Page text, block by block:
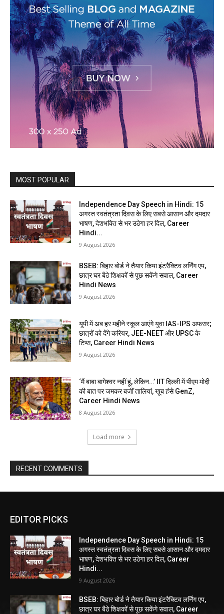
MOST POPULAR
Independence Day Speech in Hindi: 15
अगस्त स्वतंत्रता दिवस के लिए सबसे आसान और दमदार
भाषण, देशभक्ति से भर उठेगा हर दिल, Career
Hindi...
9 August 2026
BSEB: बिहार बोर्ड ने तैयार किया इंटरैक्टिव लर्निंग एप,
छात्र घर बैठे शिक्षकों से पूछ सकेंगे सवाल, Career
Hindi News
9 August 2026
यूपी में अब हर महीने स्कूल आएंगे युवा IAS-IPS अफसर;
छात्रों को देंगे करियर, JEE-NEET और UPSC के
टिप्स, Career Hindi News
9 August 2026
‘मैं बाबा बागेश्वर नहीं हूं, लेकिन…’ IIT दिल्ली में पीएम मोदी
की बात पर जमकर बजीं तालियां, खूब हंसे GenZ,
Career Hindi News
8 August 2026
Load more
RECENT COMMENTS
EDITOR PICKS
Independence Day Speech in Hindi: 15
अगस्त स्वतंत्रता दिवस के लिए सबसे आसान और दमदार
भाषण, देशभक्ति से भर उठेगा हर दिल, Career
Hindi...
9 August 2026
BSEB: बिहार बोर्ड ने तैयार किया इंटरैक्टिव लर्निंग एप,
छात्र घर बैठे शिक्षकों से पूछ सकेंगे सवाल, Career